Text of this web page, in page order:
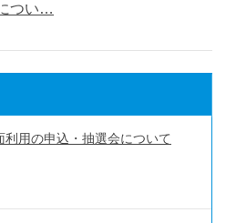
つい…
用の申込・抽選会について